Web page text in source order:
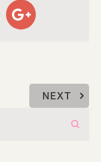
NEXT